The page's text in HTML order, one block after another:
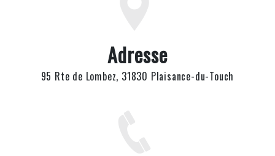
Adresse
95 Rte de Lombez, 31830 Plaisance-du-Touch